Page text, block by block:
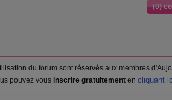
(0)
du forum sont réservés aux membres
pouvez vous inscrire gratuitementen cliquant